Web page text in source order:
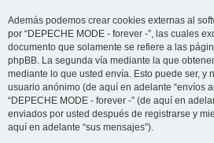
Además podemos crear cookies externas al
por “DEPECHE MODE - forever -”, las cuales
documento que solamente se refiere a las
phpBB. La segunda vía mediante la que
mediante lo que usted envía. Esto puede ser, y
usuario anónimo (de aquí en adelante “envíos
“DEPECHE MODE - forever -” (de aquí en
enviados por usted después de registrarse y
aquí en adelante “sus mensajes”).